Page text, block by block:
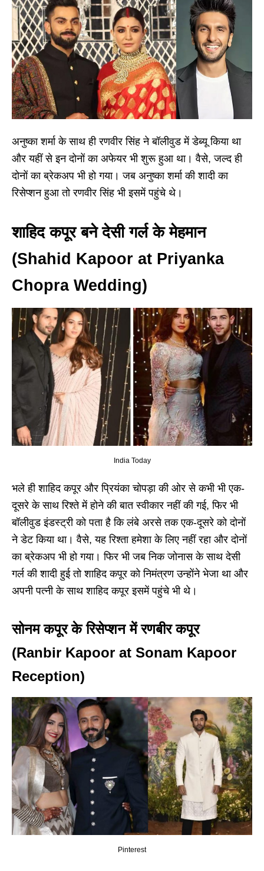
अनुष्का शर्मा के साथ ही रणवीर सिंह ने बॉलीवुड में डेब्यू किया था
और यहीं से इन दोनों का अफेयर भी शुरू हुआ था। वैसे, जल्द ही
दोनों का ब्रेकअप भी हो गया। जब अनुष्का शर्मा की शादी का
रिसेप्शन हुआ तो रणवीर सिंह भी इसमें पहुंचे थे।
शाहिद कपूर बने देसी गर्ल के मेहमान
(Shahid Kapoor at Priyanka
Chopra Wedding)
India Today
भले ही शाहिद कपूर और प्रियंका चोपड़ा की ओर से कभी भी एक-
दूसरे के साथ रिश्ते में होने की बात स्वीकार नहीं की गई, फिर भी
बॉलीवुड इंडस्ट्री को पता है कि लंबे अरसे तक एक-दूसरे को दोनों
ने डेट किया था। वैसे, यह रिश्ता हमेशा के लिए नहीं रहा और दोनों
का ब्रेकअप भी हो गया। फिर भी जब निक जोनास के साथ देसी
गर्ल की शादी हुई तो शाहिद कपूर को निमंत्रण उन्होंने भेजा था और
अपनी पत्नी के साथ शाहिद कपूर इसमें पहुंचे भी थे।
सोनम कपूर के रिसेप्शन में रणबीर कपूर
(Ranbir Kapoor at Sonam Kapoor
Reception)
Pinterest